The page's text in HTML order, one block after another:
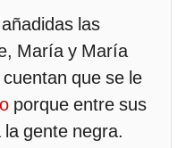
las
María y María
que se le
porque entre sus
gente negra.